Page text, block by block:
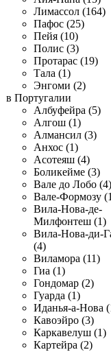
Лимассол (164)
Пафос (25)
Пейя (10)
Полис (3)
Протарас (19)
Тала (1)
Энгоми (2)
в Португалии
Албуфейра (5)
Алгош (1)
Алмансил (3)
Анхос (1)
Асотеяш (4)
Боликейме (3)
Вале до Лобо (4)
Вале-Формозу
Вила-Нова-де-
Милфонтеш (1)
Вила-Нова-ди-
(4)
Виламора (11)
Гиа (1)
Гондомар (2)
Гуарда (1)
Иданья-а-Нова
Кавоэйро (3)
Каркавелуш (1)
Картейра (2)